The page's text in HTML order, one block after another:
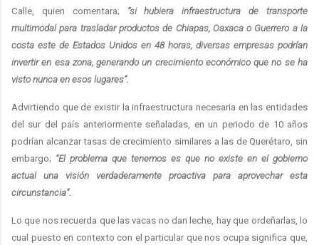
Calle, quien comentara; “si hubiera infraestructura de transporte
multimodal para trasladar productos de Chiapas, Oaxaca o Guerrero a la
costa este de Estados Unidos en 48 horas, diversas empresas podrían
invertir en esa zona, generando un crecimiento económico que no se ha
visto nunca en esos lugares”.
Advirtiendo que de existir la infraestructura necesaria en las entidades
del sur del país anteriormente señaladas, en un periodo de 10 años
podrían alcanzar tasas de crecimiento similares a las de Querétaro, sin
embargo; “El problema que tenemos es que no existe en el gobierno
actual una visión verdaderamente proactiva para aprovechar esta
circunstancia”.
Lo que nos recuerda que las vacas no dan leche, hay que ordeñarlas, lo
cual puesto en contexto con el particular que nos ocupa significa que,